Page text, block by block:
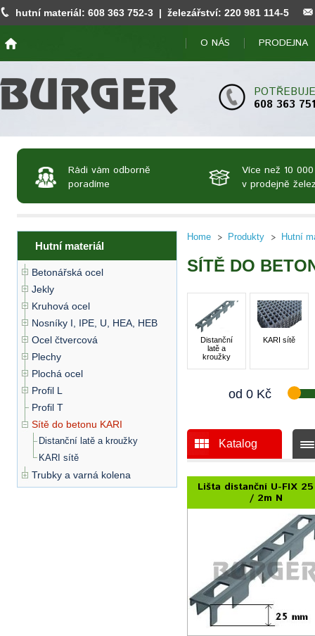
hutní materiál: 608 363 752-3 | železářství: 220 981 114-5
O NÁS PRODEJNA
608 363 751
Rádi vám odborně
poradíme
Více než 10
v prodejně
Hutní materiál
Betonářská ocel
Jekly
Kruhová ocel
Nosníky I, IPE, U, HEA, HEB
Ocel čtvercová
Plechy
Plochá ocel
Profil L
Profil T
Sítě do betonu KARI
Distanční latě a kroužky
KARI sítě
Trubky a varná kolena
Home Produkty Hutní
SÍTĚ DO
Distanční
latě a
kroužky
KARI sítě
od 0 Kč
Katalog
Lišta distanční U-FIX
/ 2m N